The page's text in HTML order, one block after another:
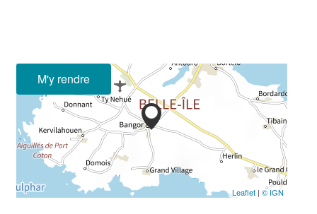
M'y rendre
Leaflet | © IGN